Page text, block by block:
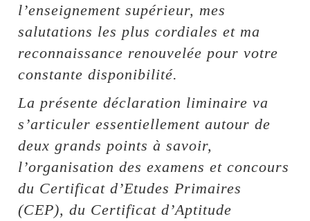
l’enseignement supérieur, mes
salutations les plus cordiales et ma
reconnaissance renouvelée pour votre
constante disponibilité.
La présente déclaration liminaire va
s’articuler essentiellement autour de
deux grands points à savoir,
l’organisation des examens et concours
du Certificat d’Etudes Primaires
(CEP), du Certificat d’Aptitude